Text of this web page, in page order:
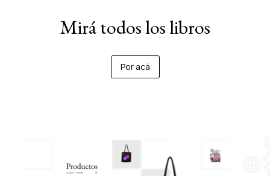
Mirá todos los libros
Por acá